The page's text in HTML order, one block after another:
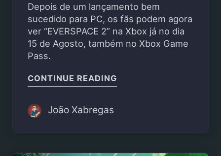
Depois de um lançamento bem
sucedido para PC, os fãs podem agora
ver “EVERSPACE 2” na Xbox já no dia
15 de Agosto, também no Xbox Game
Pass.
CONTINUE READING
João Xabregas